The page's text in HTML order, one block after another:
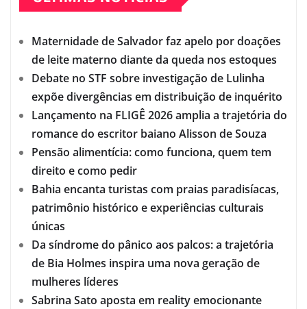
Maternidade de Salvador faz apelo por doações
de leite materno diante da queda nos estoques
Debate no STF sobre investigação de Lulinha
expõe divergências em distribuição de inquérito
Lançamento na FLIGÊ 2026 amplia a trajetória do
romance do escritor baiano Alisson de Souza
Pensão alimentícia: como funciona, quem tem
direito e como pedir
Bahia encanta turistas com praias paradisíacas,
patrimônio histórico e experiências culturais
únicas
Da síndrome do pânico aos palcos: a trajetória
de Bia Holmes inspira uma nova geração de
mulheres líderes
Sabrina Sato aposta em reality emocionante